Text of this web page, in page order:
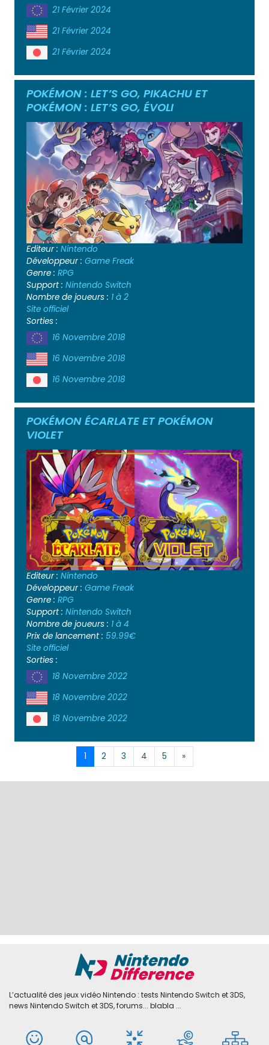
21 Février 2024
21 Février 2024
21 Février 2024
POKÉMON : LET’S GO, PIKACHU ET
POKÉMON : LET’S GO, ÉVOLI
Editeur : Nintendo
Développeur : Game Freak
Genre : RPG
Support : Nintendo Switch
Nombre de joueurs : 1 à 2
Site officiel
Sorties :
16 Novembre 2018
16 Novembre 2018
16 Novembre 2018
POKÉMON ÉCARLATE ET POKÉMON
VIOLET
Editeur : Nintendo
Développeur : Game Freak
Genre : RPG
Support : Nintendo Switch
Nombre de joueurs : 1 à 4
Prix de lancement : 59.99€
Site officiel
Sorties :
18 Novembre 2022
18 Novembre 2022
18 Novembre 2022
1 2 3 4 5 »
L’actualité des jeux vidéo Nintendo : tests Nintendo Switch et 3DS,
news Nintendo Switch et 3DS, forums... blabla ...